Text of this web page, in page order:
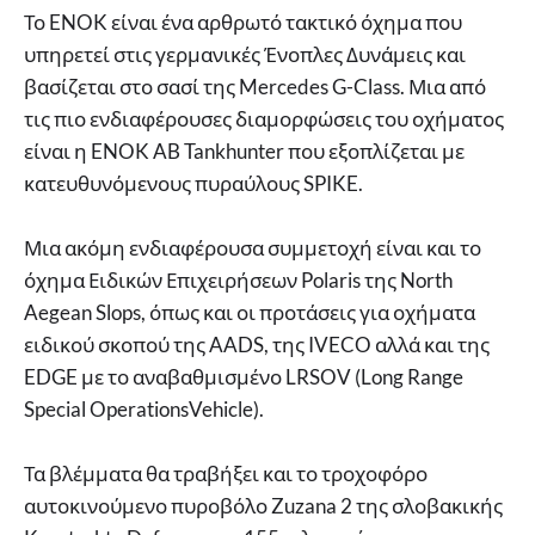
Το ENOK είναι ένα αρθρωτό τακτικό όχημα που
υπηρετεί στις γερμανικές Ένοπλες Δυνάμεις και
βασίζεται στο σασί της Mercedes G-Class. Μια από
τις πιο ενδιαφέρουσες διαμορφώσεις του οχήματος
είναι η ENOK AB Tankhunter που εξοπλίζεται με
κατευθυνόμενους πυραύλους SPIKE.
Μια ακόμη ενδιαφέρουσα συμμετοχή είναι και το
όχημα Ειδικών Επιχειρήσεων Polaris της North
Aegean Slops, όπως και οι προτάσεις για οχήματα
ειδικού σκοπού της AADS, της IVECO αλλά και της
EDGE με το αναβαθμισμένο LRSOV (Long Range
Special OperationsVehicle).
Τα βλέμματα θα τραβήξει και το τροχοφόρο
αυτοκινούμενο πυροβόλο Zuzana 2 της σλοβακικής